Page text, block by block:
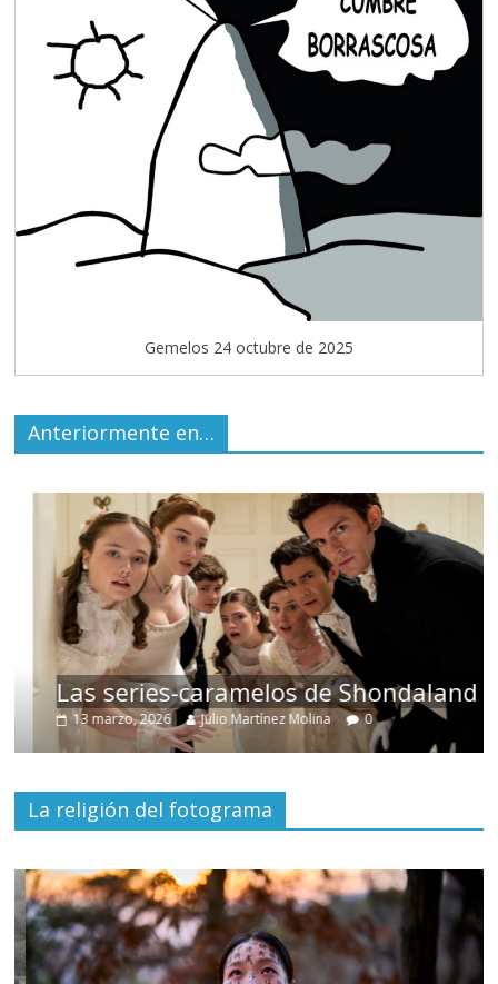
Gemelos 24 octubre de 2025
Anteriormente en…
Las series-caramelos de Shondaland
13 marzo, 2026 Julio Martínez Molina 0
La religión del fotograma